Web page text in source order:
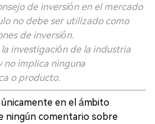
de inversión en el mercado
no debe ser utilizado como
de inversión.
investigación de la industria
no implica ninguna
o producto.
en el ámbito
ningún comentario sobre